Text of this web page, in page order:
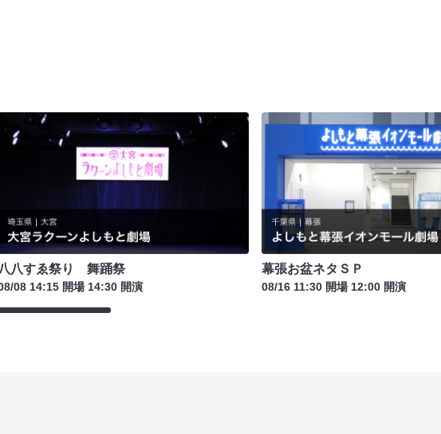
八すゑ祭り 舞踊祭
08 14:15 開場 14:30 開演
幕張お盆ネタＳＰ
08/16 11:30 開場 12:00 開演